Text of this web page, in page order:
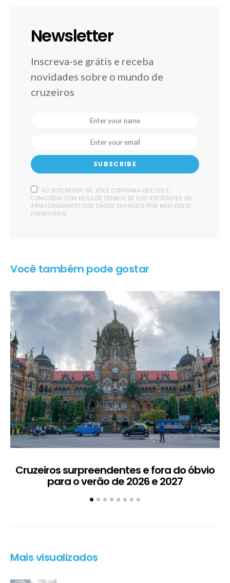
Newsletter
Inscreva-se grátis e receba
novidades sobre o mundo de
cruzeiros
SUBSCRIBE
AO INSCREVER-SE, VOCÊ CONFIRMA QUE LEU E
CONCORDA COM NOSSOS TERMOS DE USO REFERENTES AO
ARMAZENAMENTO DOS DADOS ENVIADOS POR MEIO DESTE
FORMULÁRIO.
Você também pode gostar
Cruzeiros surpreendentes e fora do óbvio
para o verão de 2026 e 2027
Mais visualizados